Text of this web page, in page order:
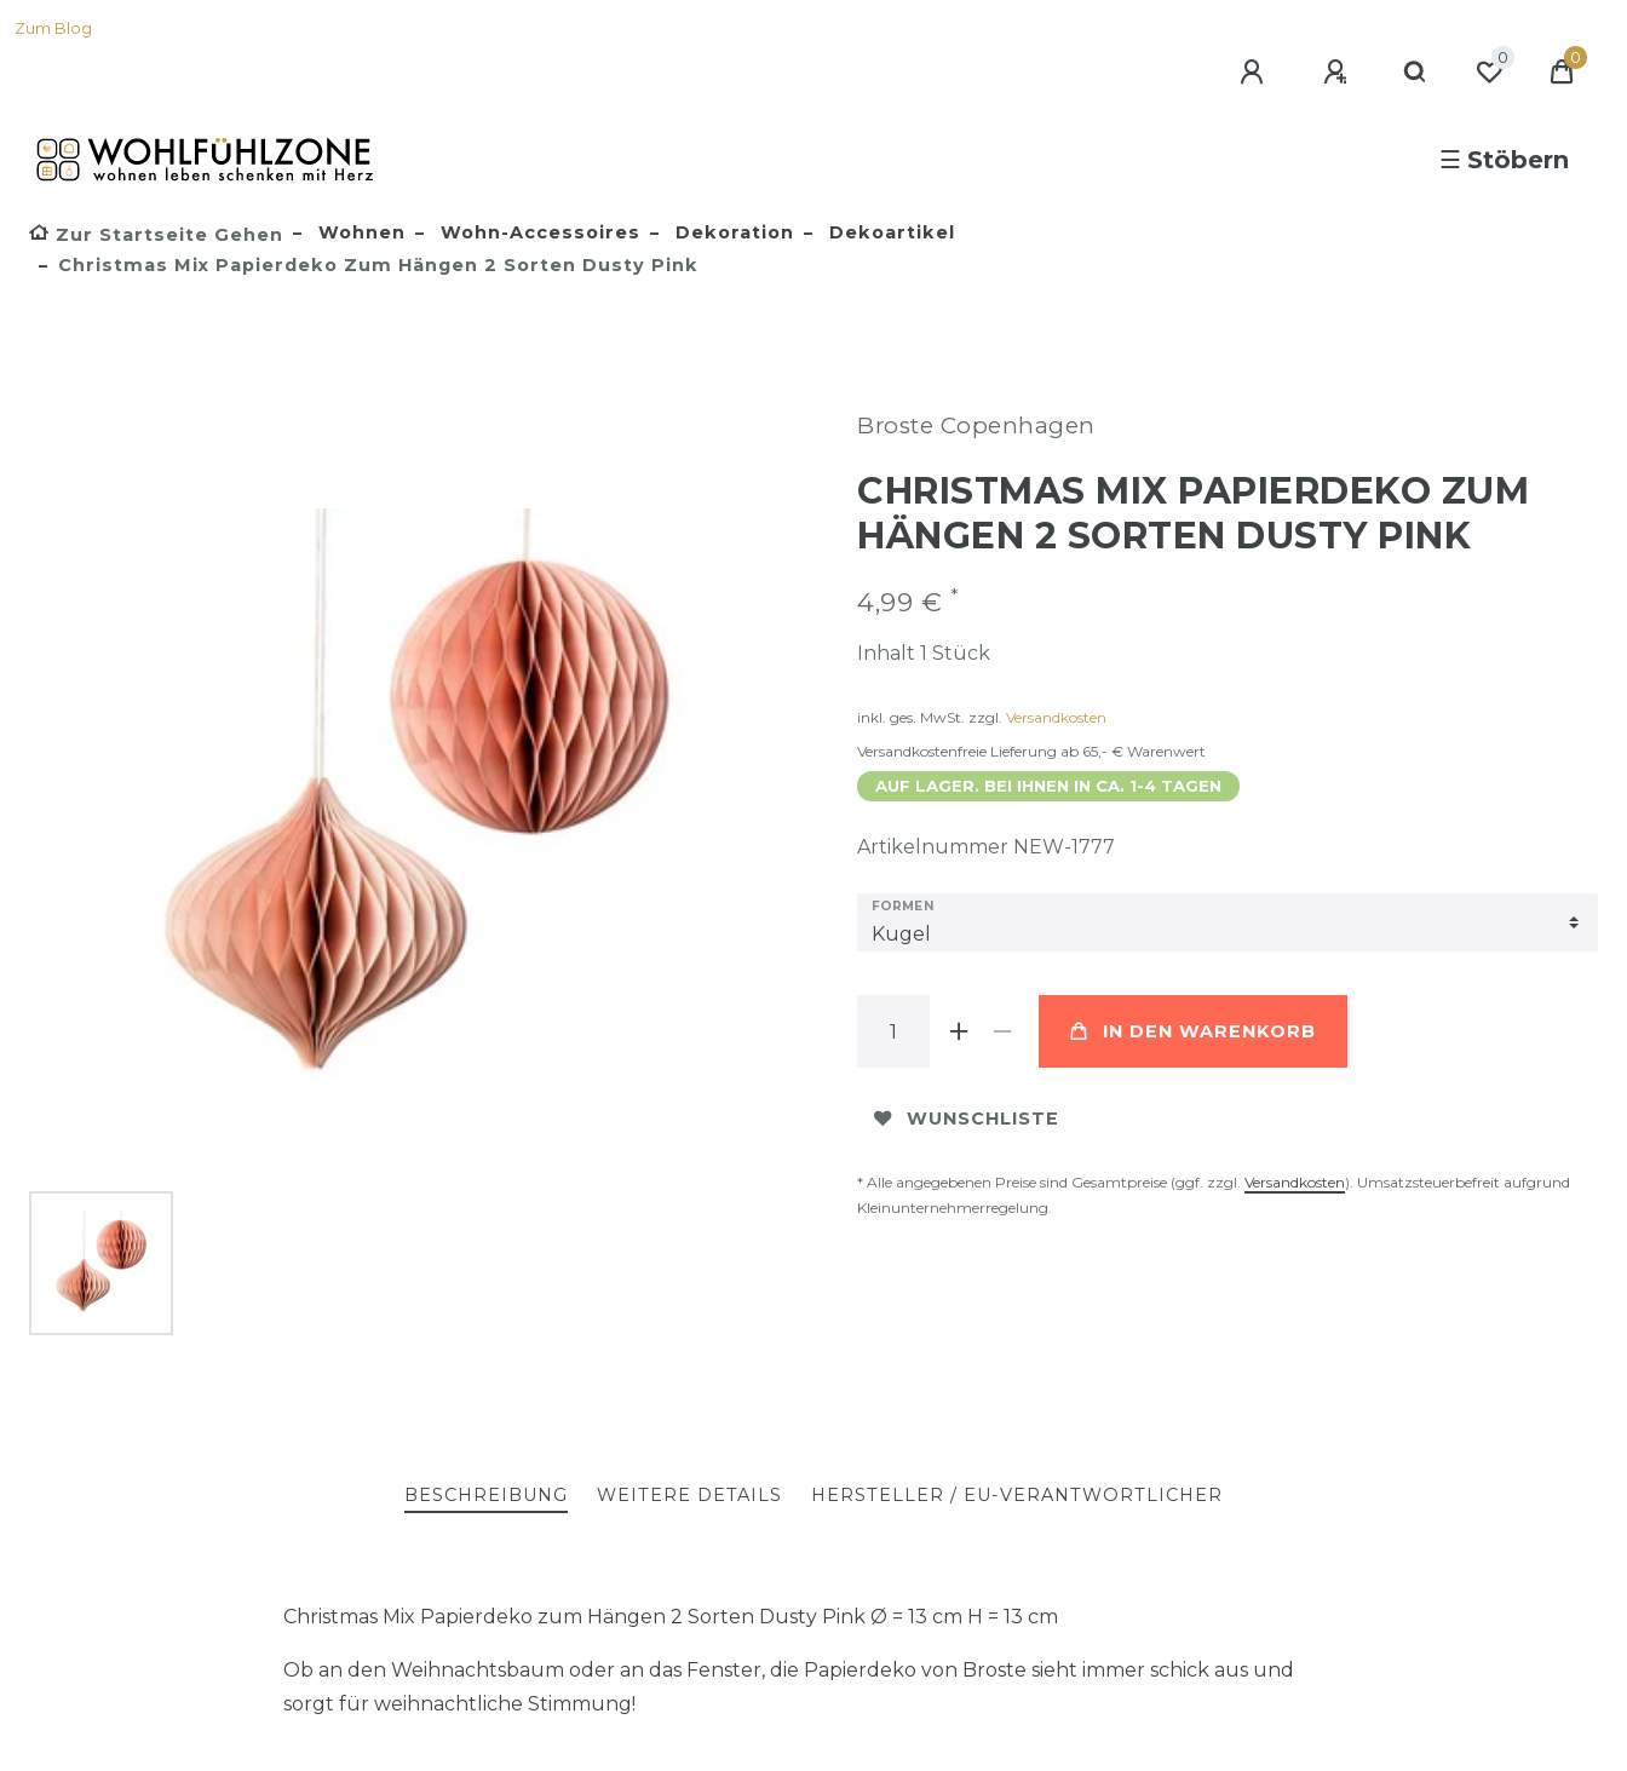
Zum Blog
0
0
☰ Stöbern
Zur Startseite Gehen Wohnen Wohn-Accessoires Dekoration
Dekoartikel
Christmas Mix Papierdeko Zum Hängen 2 Sorten Dusty Pink
Broste Copenhagen
CHRISTMAS MIX PAPIERDEKO ZUM
HÄNGEN 2 SORTEN DUSTY PINK
4,99 € *
Inhalt 1 Stück
inkl. ges. MwSt. zzgl. Versandkosten
Versandkostenfreie Lieferung ab 65,- € Warenwert
AUF LAGER. BEI IHNEN IN CA. 1-4 TAGEN
Artikelnummer NEW-1777
FORMEN
IN DEN WARENKORB
WUNSCHLISTE
* Alle angegebenen Preise sind Gesamtpreise (ggf. zzgl. Versandkosten). Umsatzsteuerbefreit aufgrund
Kleinunternehmerregelung.
BESCHREIBUNG WEITERE DETAILS HERSTELLER / EU-VERANTWORTLICHER
Christmas Mix Papierdeko zum Hängen 2 Sorten Dusty Pink Ø = 13 cm H = 13 cm
Ob an den Weihnachtsbaum oder an das Fenster, die Papierdeko von Broste sieht immer schick aus und
sorgt für weihnachtliche Stimmung!